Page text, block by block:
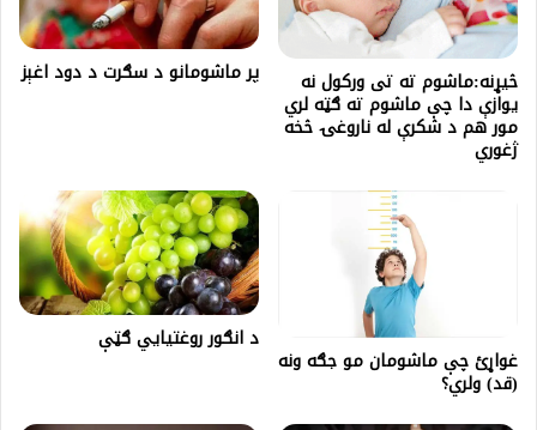
څیړنه:ماشوم ته تی ورکول نه
یوازې دا چې ماشوم ته ګټه لري
مور هم د شکرې له ناروغۍ څخه
ژغوري
پر ماشومانو د سګرت د دود اغېز
غواړئ چې ماشومان مو جګه ونه
(قد) ولري؟
د انګور روغتیايي ګټې